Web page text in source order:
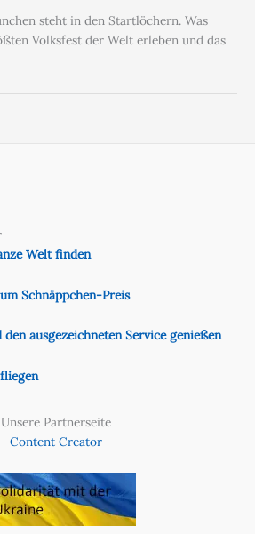
steht in den Startlöchern. Was
Volksfest der Welt erleben und das
Welt finden
Schnäppchen-Preis
ausgezeichneten Service genießen
Unsere Partnerseite
Content Creator